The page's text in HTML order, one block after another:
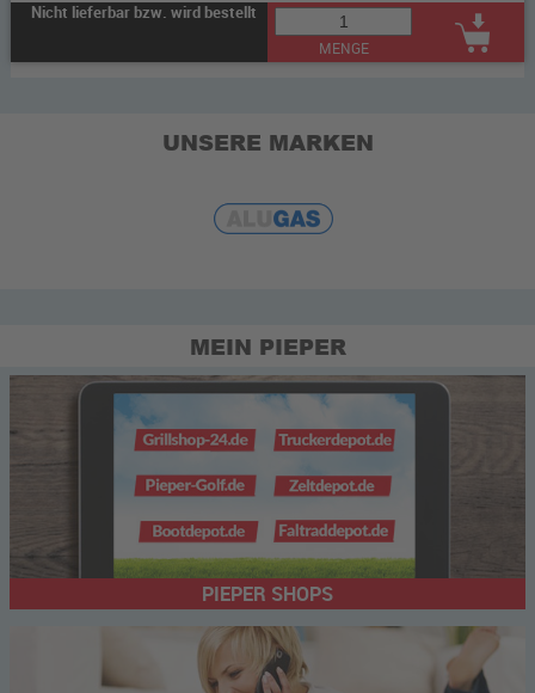
Nicht lieferbar bzw. wird bestellt
MENGE
UNSERE MARKEN
MEIN PIEPER
PIEPER SHOPS